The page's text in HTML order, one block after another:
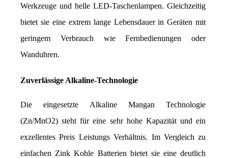
Werkzeuge und helle LED-Taschenlampen. Gleichzeitig
bietet sie eine extrem lange Lebensdauer in Geräten mit
geringem Verbrauch wie Fernbedienungen oder
Wanduhren.
Zuverlässige Alkaline-Technologie
Die eingesetzte Alkaline Mangan Technologie
(Zn/MnO2) steht für eine sehr hohe Kapazität und ein
exzellentes Preis Leistungs Verhältnis. Im Vergleich zu
einfachen Zink Kohle Batterien bietet sie eine deutlich